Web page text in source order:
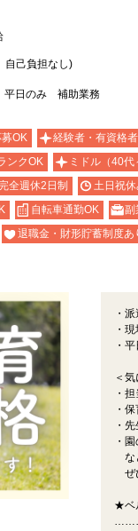
自己負担なし)
日のみ 補助業務
OK 経験者・有資格
ンクOK ミドル（40代
全週休2日制 土日祝
自転車通勤OK 副
退職金・財形貯蓄制度あ
・
・
・
＜
・
・
・
・
な
ぜ
★ベ